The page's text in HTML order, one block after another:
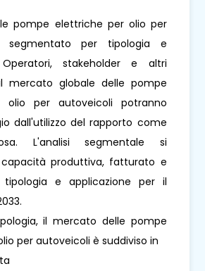
pompe elettriche per olio per
segmentato per tipologia e
Operatori, stakeholder e altri
mercato globale delle pompe
olio per autoveicoli potranno
dall'utilizzo del rapporto come
L'analisi segmentale si
produttiva, fatturato e
tipologia e applicazione per il
il mercato delle pompe
per autoveicoli è suddiviso in